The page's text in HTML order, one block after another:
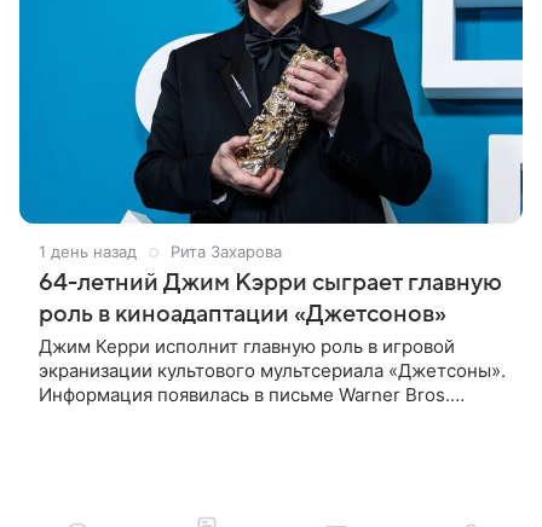
1 день назад Рита Захарова
64-летний Джим Кэрри сыграет главную
роль в киноадаптации «Джетсонов»
Джим Керри исполнит главную роль в игровой
экранизации культового мультсериала «Джетсоны».
Информация появилась в письме Warner Bros.